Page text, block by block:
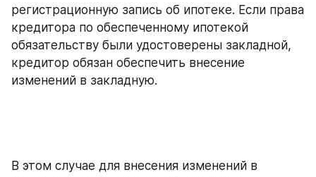
регистрационную запись об ипотеке. Если права
кредитора по обеспеченному ипотекой
обязательству были удостоверены закладной,
кредитор обязан обеспечить внесение
изменений в закладную.
В этом случае для внесения изменений в